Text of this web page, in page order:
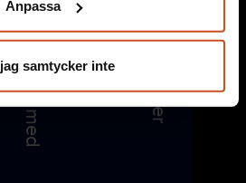
Anpassa
samtycker inte
SKR